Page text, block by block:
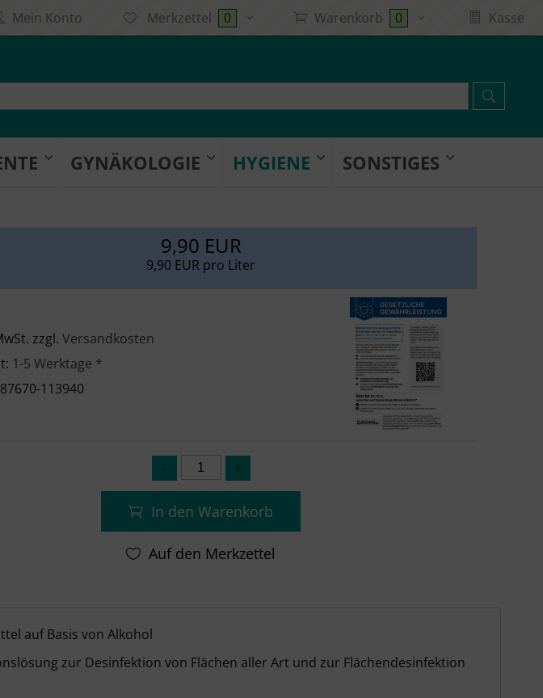
Mein Konto Merkzettel 0 Warenkorb 0 Kasse
GYNÄKOLOGIE HYGIENE SONSTIGES
9,90 EUR
9,90 EUR pro Liter
zzgl. Versandkosten
1-5 Werktage *
113940
In den Warenkorb
– Details
auf Basis von Alkohol
zur Desinfektion von Flächen aller Art und zur Flächendesinfektion